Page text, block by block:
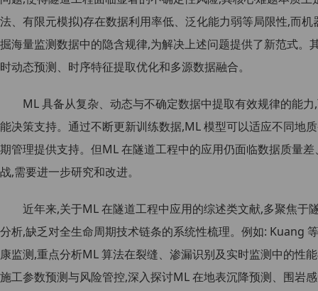
法、有限元模拟)存在数据利用率低、泛化能力弱等局限性,而
掘海量监测数据中的隐含规律,为解决上述问题提供了新范式。
时动态预测、时序特征提取优化和多源数据融合。
ML 具备从复杂、动态与不确定数据中提取有效规律的能
能决策支持。通过不断更新训练数据,ML 模型可以适应不同地
期管理提供支持。但ML 在隧道工程中的应用仍面临数据质量
战,需要进一步研究和改进。
近年来,关于ML 在隧道工程中应用的综述类文献,多聚焦于
分析,缺乏对全生命周期技术链条的系统性梳理。例如: Kuang
康监测,重点分析ML 算法在裂缝、渗漏识别及实时监测中的性
施工参数预测与风险管控,深入探讨ML 在地表沉降预测、围岩